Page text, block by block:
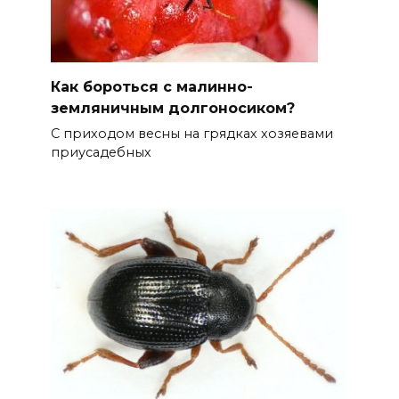
Как бороться с малинно-
земляничным долгоносиком?
С приходом весны на грядках хозяевами
приусадебных